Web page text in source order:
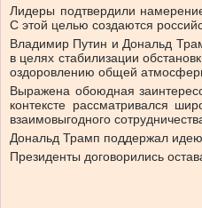
Лидеры подтвердили
С этой целью создаются
Владимир Путин и Дональд
в целях стабилизации
оздоровлению общей
Выражена обоюдная
контексте рассматривался
взаимовыгодного
Дональд Трамп поддержал
Президенты договорились